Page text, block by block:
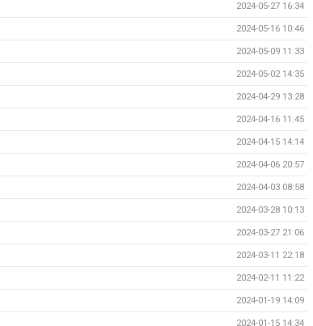
2024-05-27 16:34
2024-05-16 10:46
2024-05-09 11:33
2024-05-02 14:35
2024-04-29 13:28
2024-04-16 11:45
2024-04-15 14:14
2024-04-06 20:57
2024-04-03 08:58
2024-03-28 10:13
2024-03-27 21:06
2024-03-11 22:18
2024-02-11 11:22
2024-01-19 14:09
2024-01-15 14:34